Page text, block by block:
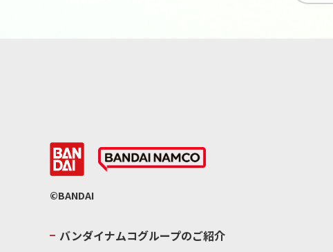
©BANDAI
バンダイナムコグループのご紹介